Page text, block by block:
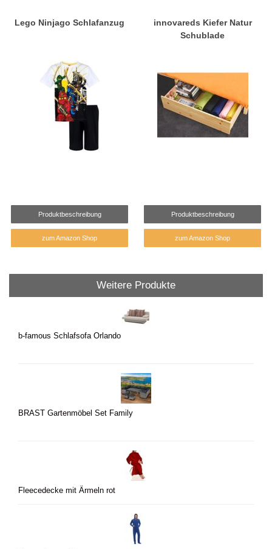
Lego Ninjago Schlafanzug
Produktbeschreibung
zum Amazon Shop
innovareds Kiefer Natur
Schublade
Produktbeschreibung
zum Amazon Shop
Weitere Produkte
b-famous Schlafsofa Orlando
BRAST Gartenmöbel Set Family
Fleecedecke mit Ärmeln rot